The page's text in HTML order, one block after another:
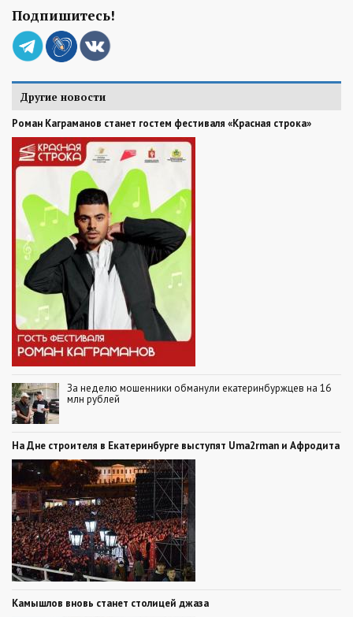
Подпишитесь!
Другие новости
Роман Каграманов станет гостем фестиваля «Красная строка»
За неделю мошенники обманули екатеринбуржцев на 16
млн рублей
На Дне строителя в Екатеринбурге выступят Uma2rman и Афродита
Камышлов вновь станет столицей джаза